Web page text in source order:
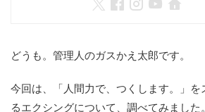
どうも。管理人のガスかえ太郎です。
今回は、「人間力で、つくします。」を
るエクシングについて、調べてみました。